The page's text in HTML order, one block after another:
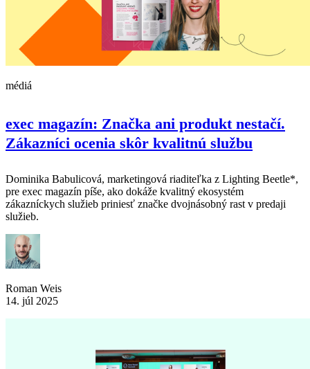
médiá
exec magazín: Značka ani produkt nestačí.
Zákazníci ocenia skôr kvalitnú službu
Dominika Babulicová, marketingová riaditeľka z Lighting Beetle*,
pre exec magazín píše, ako dokáže kvalitný ekosystém
zákazníckych služieb priniesť značke dvojnásobný rast v predaji
služieb.
Roman Weis
14. júl 2025